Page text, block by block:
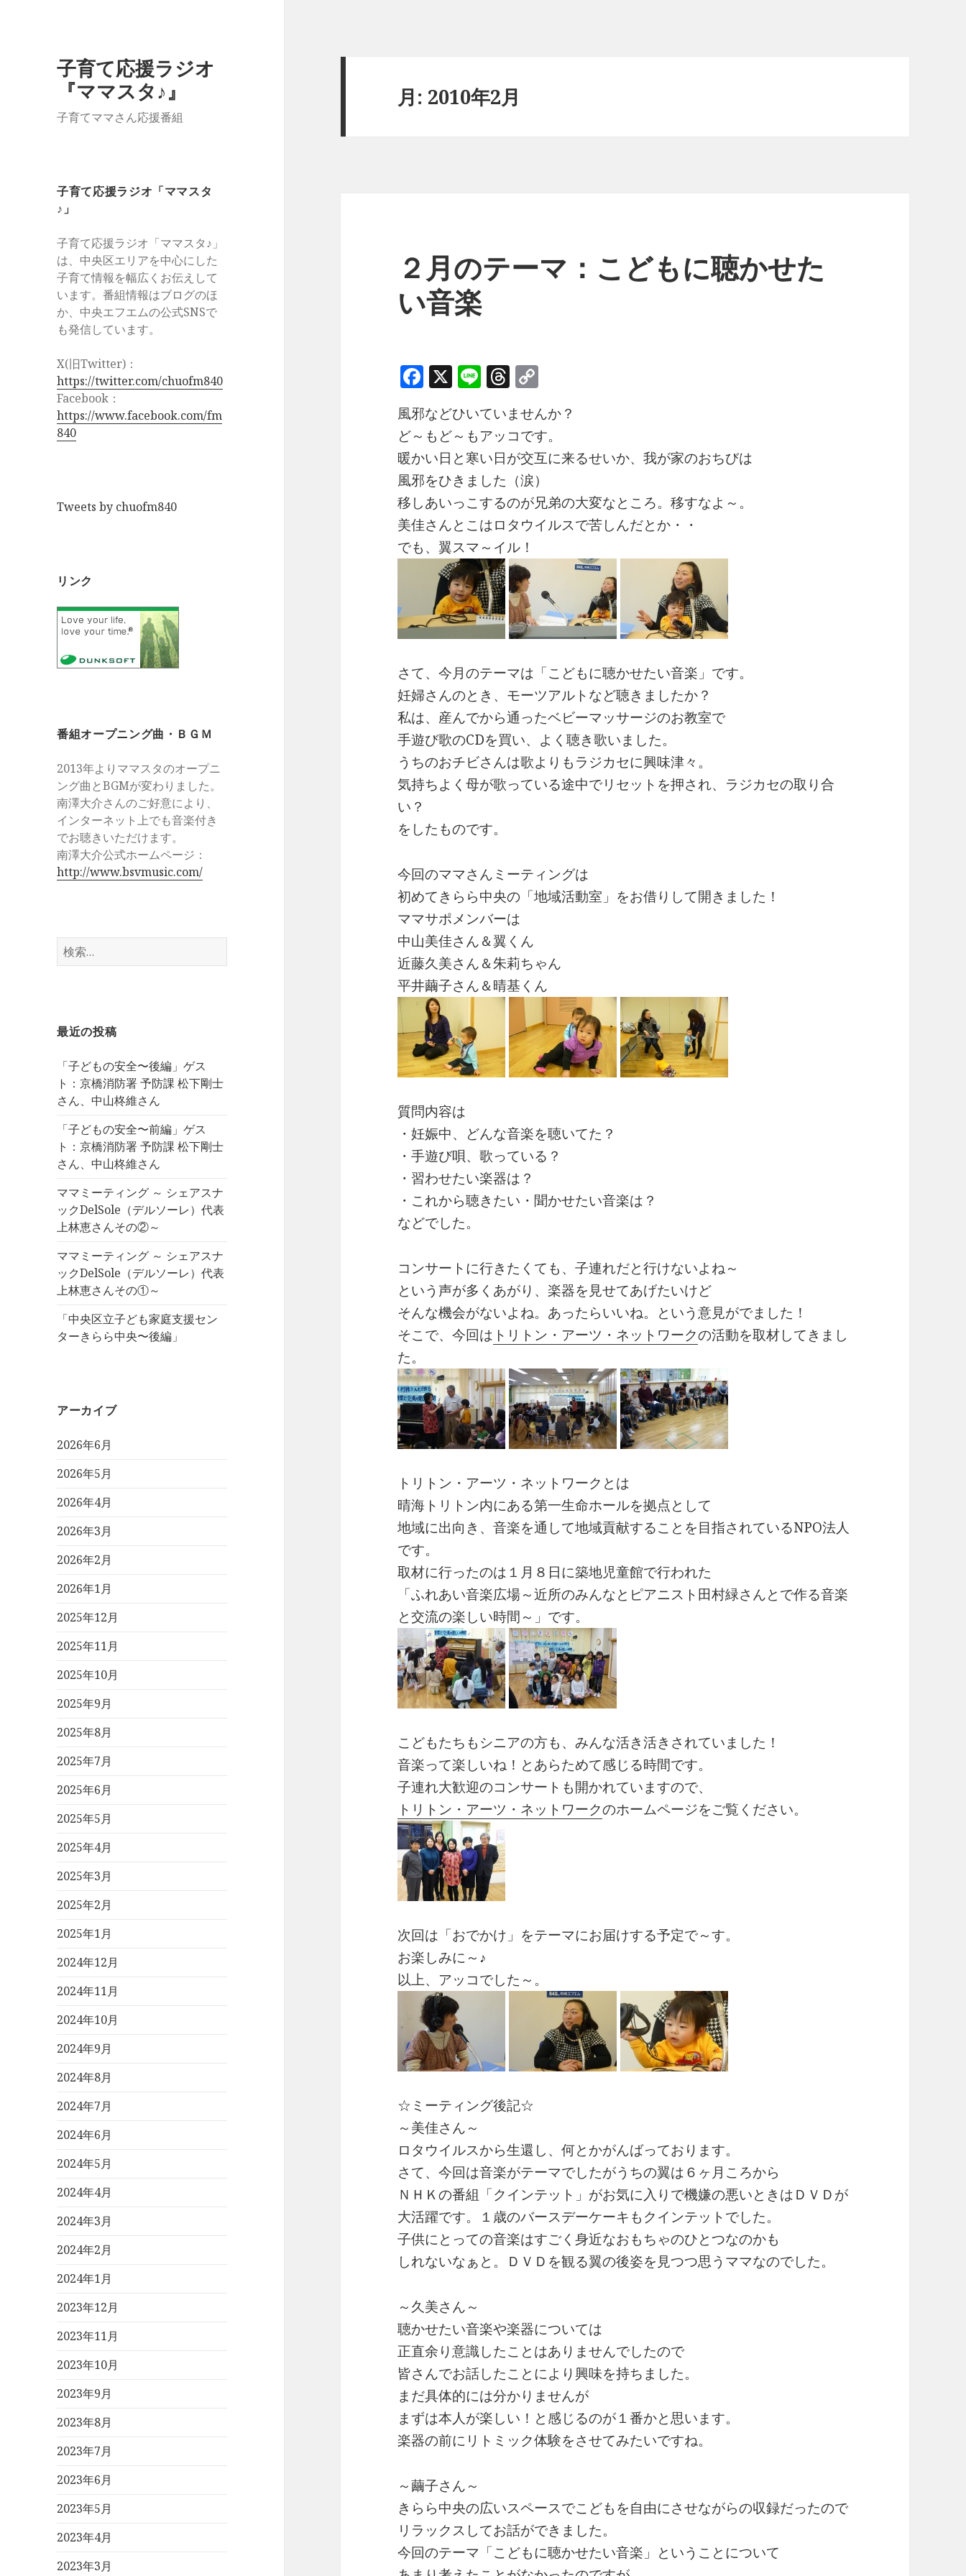
子育て応援ラジオ
『ママスタ♪』
子育てママさん応援番組
子育て応援ラジオ「ママスタ
♪」
子育て応援ラジオ「ママスタ♪」
は、中央区エリアを中心にした
子育て情報を幅広くお伝えして
います。番組情報はブログのほ
か、中央エフエムの公式SNSで
も発信しています。
X(旧Twitter)：
https://twitter.com/chuofm840
Facebook：
https://www.facebook.com/fm
840
Tweets by chuofm840
リンク
番組オープニング曲・ＢＧＭ
2013年よりママスタのオープニ
ング曲とBGMが変わりました。
南澤大介さんのご好意により、
インターネット上でも音楽付き
でお聴きいただけます。
南澤大介公式ホームページ：
http://www.bsvmusic.com/
検
索:
最近の投稿
「子どもの安全〜後編」ゲス
ト：京橋消防署 予防課 松下剛士
さん、中山柊維さん
「子どもの安全〜前編」ゲス
ト：京橋消防署 予防課 松下剛士
さん、中山柊維さん
ママミーティング ～ シェアスナ
ックDelSole（デルソーレ）代表
上林恵さんその②～
ママミーティング ～ シェアスナ
ックDelSole（デルソーレ）代表
上林恵さんその①～
「中央区立子ども家庭支援セン
ターきらら中央〜後編」
アーカイブ
2026年6月
2026年5月
2026年4月
2026年3月
2026年2月
2026年1月
2025年12月
2025年11月
2025年10月
2025年9月
2025年8月
2025年7月
2025年6月
2025年5月
2025年4月
2025年3月
2025年2月
2025年1月
2024年12月
2024年11月
2024年10月
2024年9月
2024年8月
2024年7月
2024年6月
2024年5月
2024年4月
2024年3月
2024年2月
2024年1月
2023年12月
2023年11月
2023年10月
2023年9月
2023年8月
2023年7月
2023年6月
2023年5月
2023年4月
2023年3月
月: 2010年2月
２月のテーマ：こどもに聴かせた
い音楽
F
a
c
e
b
o
o
k
X Li
e
T
r
e
a
d
s
p
y
Li
n
k
風邪などひいていませんか？
ど～もど～もアッコです。
暖かい日と寒い日が交互に来るせいか、我が家のおちびは
風邪をひきました（涙）
移しあいっこするのが兄弟の大変なところ。移すなよ～。
美佳さんとこはロタウイルスで苦しんだとか・・
でも、翼スマ～イル！
さて、今月のテーマは「こどもに聴かせたい音楽」です。
妊婦さんのとき、モーツアルトなど聴きましたか？
私は、産んでから通ったベビーマッサージのお教室で
手遊び歌のCDを買い、よく聴き歌いました。
うちのおチビさんは歌よりもラジカセに興味津々。
気持ちよく母が歌っている途中でリセットを押され、ラジカセの取り合
い？
をしたものです。
今回のママさんミーティングは
初めてきらら中央の「地域活動室」をお借りして開きました！
ママサポメンバーは
中山美佳さん＆翼くん
近藤久美さん＆朱莉ちゃん
平井繭子さん＆晴基くん
質問内容は
・妊娠中、どんな音楽を聴いてた？
・手遊び唄、歌っている？
・習わせたい楽器は？
・これから聴きたい・聞かせたい音楽は？
などでした。
コンサートに行きたくても、子連れだと行けないよね～
という声が多くあがり、楽器を見せてあげたいけど
そんな機会がないよね。あったらいいね。という意見がでました！
そこで、今回は トリトン・アーツ・ネットワークの活動を取材してきまし
た。
トリトン・アーツ・ネットワークとは
晴海トリトン内にある第一生命ホールを拠点として
地域に出向き、音楽を通して地域貢献することを目指されているNPO法人
です。
取材に行ったのは１月８日に築地児童館で行われた
「ふれあい音楽広場～近所のみんなとピアニスト田村緑さんとで作る音楽
と交流の楽しい時間～」です。
こどもたちもシニアの方も、みんな活き活きされていました！
音楽って楽しいね！とあらためて感じる時間です。
子連れ大歓迎のコンサートも開かれていますので、
トリトン・アーツ・ネットワークのホームページをご覧ください。
次回は「おでかけ」をテーマにお届けする予定で～す。
お楽しみに～♪
以上、アッコでした～。
☆ミーティング後記☆
～美佳さん～
ロタウイルスから生還し、何とかがんばっております。
さて、今回は音楽がテーマでしたがうちの翼は６ヶ月ころから
ＮＨＫの番組「クインテット」がお気に入りで機嫌の悪いときはＤＶＤが
大活躍です。１歳のバースデーケーキもクインテットでした。
子供にとっての音楽はすごく身近なおもちゃのひとつなのかも
しれないなぁと。ＤＶＤを観る翼の後姿を見つつ思うママなのでした。
～久美さん～
聴かせたい音楽や楽器については
正直余り意識したことはありませんでしたので
皆さんでお話したことにより興味を持ちました。
まだ具体的には分かりませんが
まずは本人が楽しい！と感じるのが１番かと思います。
楽器の前にリトミック体験をさせてみたいですね。
～繭子さん～
きらら中央の広いスペースでこどもを自由にさせながらの収録だったので
リラックスしてお話ができました。
今回のテーマ「こどもに聴かせたい音楽」ということについて